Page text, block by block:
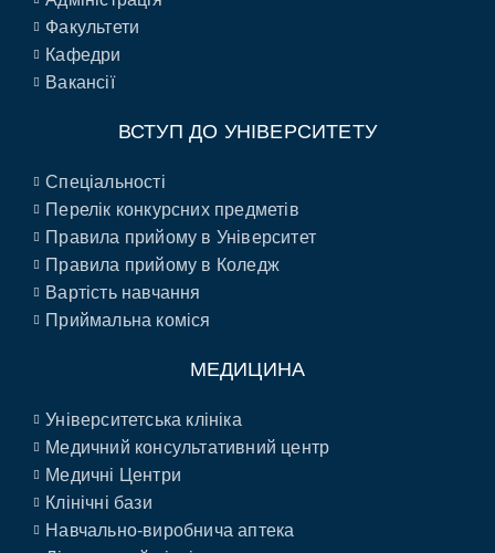
Факультети
Кафедри
Вакансії
ВСТУП ДО УНІВЕРСИТЕТУ
Спеціальності
Перелік конкурсних предметів
Правила прийому в Університет
Правила прийому в Коледж
Вартість навчання
Приймальна коміся
МЕДИЦИНА
Університетська клініка
Медичний консультативний центр
Медичні Центри
Клінічні бази
Навчально-виробнича аптека